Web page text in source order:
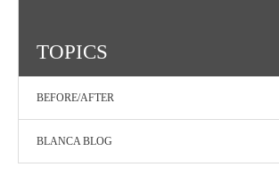
TOPICS
BEFORE/AFTER
BLANCA BLOG